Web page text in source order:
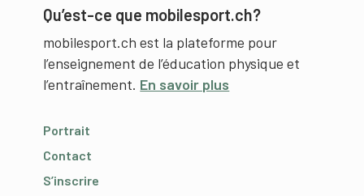
Qu’est-ce que mobilesport.ch?
mobilesport.ch est la plateforme pour
l’enseignement de l’éducation physique et
l’entraînement. En savoir plus
Portrait
Contact
S’inscrire